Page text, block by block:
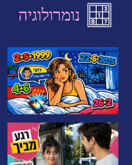
נומרולוגיה